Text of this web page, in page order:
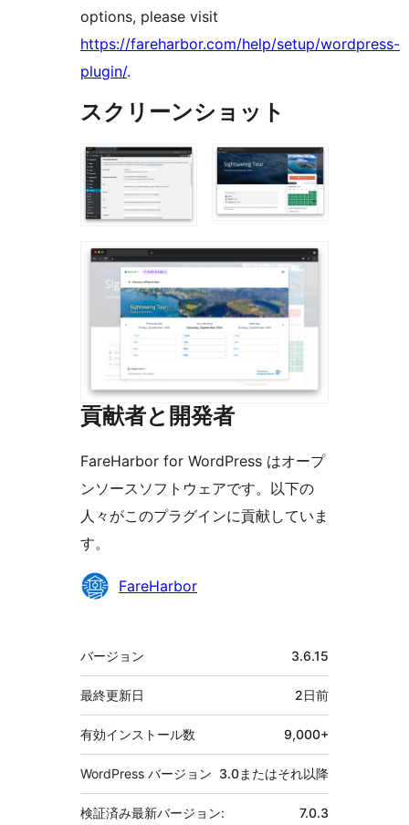
options, please visit
https://fareharbor.com/help/setup/wordpress-
plugin/.
スクリーンショット
貢献者と開発者
FareHarbor for WordPress はオープ
ンソースソフトウェアです。以下の
人々がこのプラグインに貢献していま
す。
貢
FareHarbor
メ
タ
バージョン 3.6.15
最終更新日 2日前
有効インストール数 9,000+
WordPress バージョン 3.0またはそれ以降
検証済み最新バージョン: 7.0.3